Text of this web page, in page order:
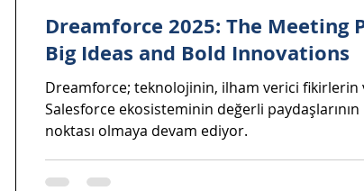
Dreamforce 2025: The Meeting
Big Ideas and Bold Innovations
Dreamforce; teknolojinin, ilham verici fikirlerin
Salesforce ekosisteminin değerli paydaşlarının
noktası olmaya devam ediyor.